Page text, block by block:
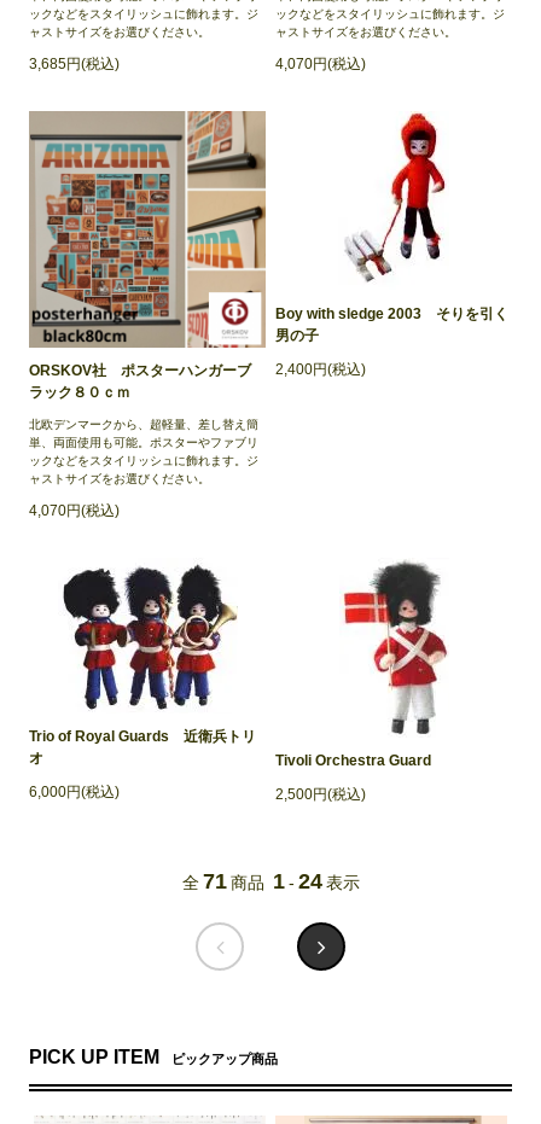
ックなどをスタイリッシュに飾れます。ジ
ャストサイズをお選びください。
3,685円(税込)
ックなどをスタイリッシュに飾れます。ジ
ャストサイズをお選びください。
4,070円(税込)
ORSKOV社 ポスターハンガーブ
ラック８０ｃｍ
北欧デンマークから、超軽量、差し替え簡
単、両面使用も可能。ポスターやファブリ
ックなどをスタイリッシュに飾れます。ジ
ャストサイズをお選びください。
4,070円(税込)
Boy with sledge 2003 そりを引く
男の子
2,400円(税込)
Trio of Royal Guards 近衛兵トリ
オ
6,000円(税込)
Tivoli Orchestra Guard
2,500円(税込)
全 71 商品 1 - 24 表示
PICK UP ITEM ピックアップ商品